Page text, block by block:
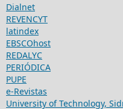
Dialnet
REVENCYT
latindex
EBSCOhost
REDALYC
PERIÓDICA
PUPE
e-Revistas
University of Technology,